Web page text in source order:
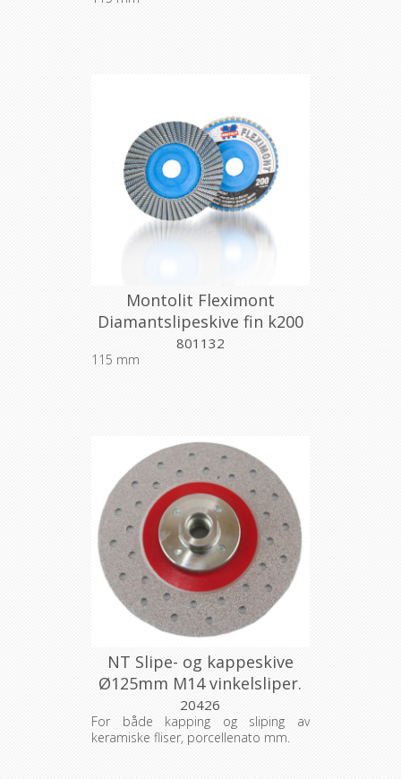
Montolit Fleximont
Diamantslipeskive fin k200
801132
115 mm
NT Slipe- og kappeskive
Ø125mm M14 vinkelsliper.
k. 50
20426
For både kapping og sliping av
keramiske fliser, porcellenato mm.